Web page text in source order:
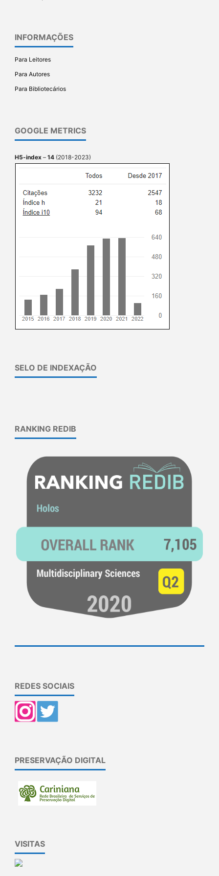
INFORMAÇÕES
Para Leitores
Para Autores
Para Bibliotecários
GOOGLE METRICS
H5-index – 14 (2018-2023)
SELO DE INDEXAÇÃO
RANKING REDIB
REDES SOCIAIS
PRESERVAÇÃO DIGITAL
VISITAS